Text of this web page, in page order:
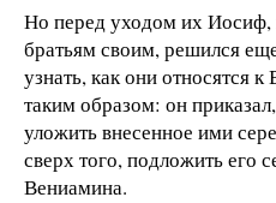
Но перед уходом их Иосиф,
братьям своим, решился
узнать, как они относятся
таким образом: он
уложить внесенное ими
сверх того, подложить
Вениамина.